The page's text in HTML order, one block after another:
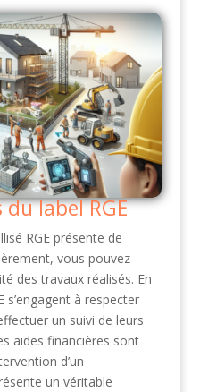
label RGE
RGE présente de
vous pouvez
des travaux réalisés. En
s’engagent à respecter
un suivi de leurs
aides financières sont
d’un
un véritable